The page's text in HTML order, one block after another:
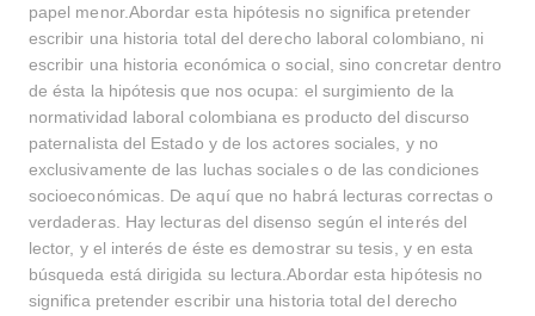
papel menor.Abordar esta hipótesis no significa pretender
escribir una historia total del derecho laboral colombiano, ni
escribir una historia económica o social, sino concretar dentro
de ésta la hipótesis que nos ocupa: el surgimiento de la
normatividad laboral colombiana es producto del discurso
paternalista del Estado y de los actores sociales, y no
exclusivamente de las luchas sociales o de las condiciones
socioeconómicas. De aquí que no habrá lecturas correctas o
verdaderas. Hay lecturas del disenso según el interés del
lector, y el interés de éste es demostrar su tesis, y en esta
búsqueda está dirigida su lectura.Abordar esta hipótesis no
significa pretender escribir una historia total del derecho